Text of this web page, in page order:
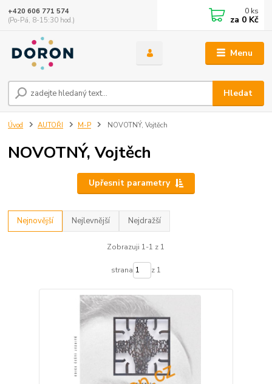
Menu
Hledat
+420 606 771 574
(Po-Pá, 8-15:30 hod.)
0 ks
za 0 Kč
Úvod AUTOŘI M-P NOVOTNÝ, Vojtěch
NOVOTNÝ, Vojtěch
Upřesnit parametry
Nejnovější Nejlevnější Nejdražší
Zobrazuji 1-1 z 1
strana z 1